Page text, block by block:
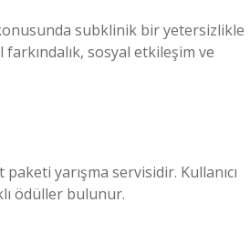
subklinik bir yetersizlikle
sosyal etkileşim ve
yarışma servisidir. Kullanıcı
ödüller bulunur.